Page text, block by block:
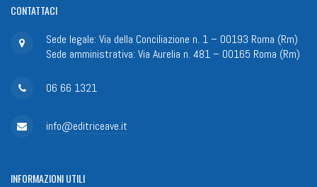
CONTATTACI
Sede legale: Via della Conciliazione n. 1 – 00193 Roma (Rm)
Sede amministrativa: Via Aurelia n. 481 – 00165 Roma (Rm)
06 66 1321
info@editriceave.it
INFORMAZIONIUTILI